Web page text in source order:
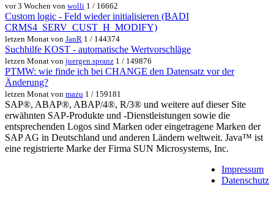
vor 3 Wochen von wolli 1 / 16662
Custom logic - Feld wieder initialisieren (BADI
CRMS4_SERV_CUST_H_MODIFY)
letzen Monat von JanR 1 / 144374
Suchhilfe KOST - automatische Wertvorschläge
letzen Monat von juergen.spranz 1 / 149876
PTMW: wie finde ich bei CHANGE den Datensatz vor der
Änderung?
letzen Monat von mazu 1 / 159181
SAP®, ABAP®, ABAP/4®, R/3® und weitere auf dieser Site
erwähnten SAP-Produkte und -Dienstleistungen sowie die
entsprechenden Logos sind Marken oder eingetragene Marken der
SAP AG in Deutschland und anderen Ländern weltweit. Java™ ist
eine registrierte Marke der Firma SUN Microsystems, Inc.
Impressum
Datenschutz